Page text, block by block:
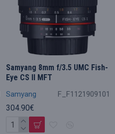
Samyang F_F1121909101
Samyang 8mm f/3.5 UMC Fish-
Eye CS II MFT
304.90€